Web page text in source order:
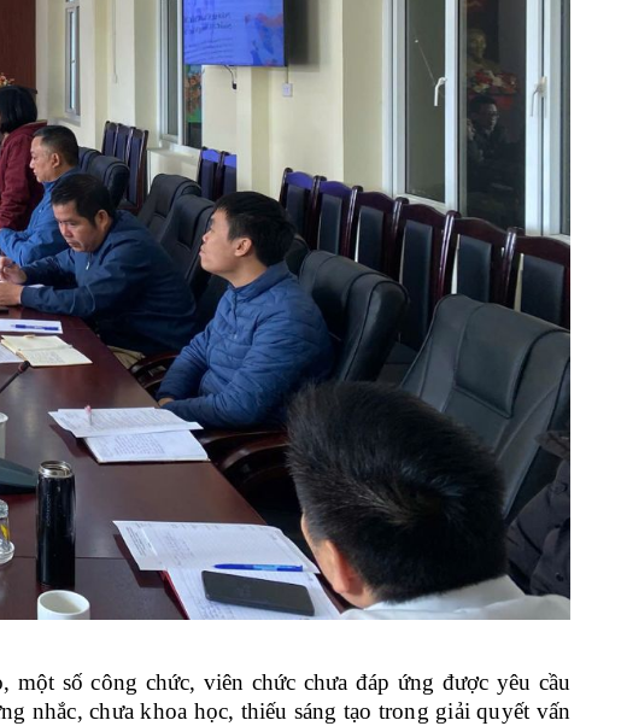
một số công chức, viên chức chưa đáp ứng được yêu cầu
nhắc, chưa khoa học, thiếu sáng tạo trong giải quyết vấn